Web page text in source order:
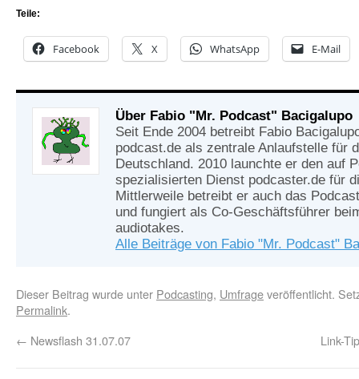
Teile:
Facebook X WhatsApp E-Mail
Über Fabio "Mr. Podcast" Bacigalupo
Seit Ende 2004 betreibt Fabio
podcast.de als zentrale Anlaufstelle für
Deutschland. 2010 launchte er den auf
spezialisierten Dienst podcaster.de für
Mittlerweile betreibt er auch das
und fungiert als Co-Geschäftsführer
audiotakes.
Alle Beiträge von Fabio "Mr. Podcast"
Dieser Beitrag wurde unter Podcasting, Umfrageveröffentlicht.
Permalink.
← Newsflash 31.07.07 Link-